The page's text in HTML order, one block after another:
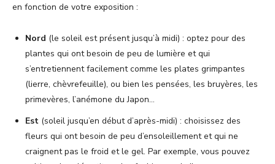
en fonction de votre exposition :
Nord (le soleil est présent jusqu’à midi) : optez pour des
plantes qui ont besoin de peu de lumière et qui
s’entretiennent facilement comme les plates grimpantes
(lierre, chèvrefeuille), ou bien les pensées, les bruyères, les
primevères, l’anémone du Japon…
Est (soleil jusqu’en début d’après-midi) : choisissez des
fleurs qui ont besoin de peu d’ensoleillement et qui ne
craignent pas le froid et le gel. Par exemple, vous pouvez